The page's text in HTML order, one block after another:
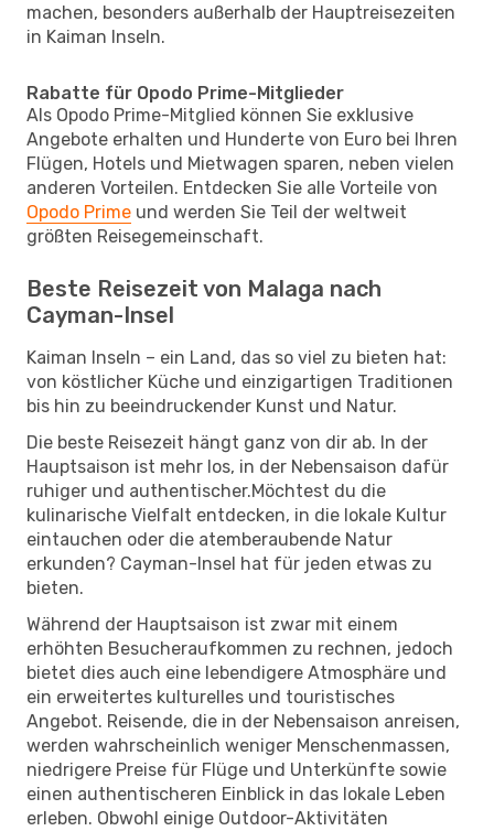
machen, besonders außerhalb der Hauptreisezeiten
in Kaiman Inseln.
Rabatte für Opodo Prime-Mitglieder
Als Opodo Prime-Mitglied können Sie exklusive
Angebote erhalten und Hunderte von Euro bei Ihren
Flügen, Hotels und Mietwagen sparen, neben vielen
anderen Vorteilen. Entdecken Sie alle Vorteile von
Opodo Prime und werden Sie Teil der weltweit
größten Reisegemeinschaft.
Beste Reisezeit von Malaga nach
Cayman-Insel
Kaiman Inseln – ein Land, das so viel zu bieten hat:
von köstlicher Küche und einzigartigen Traditionen
bis hin zu beeindruckender Kunst und Natur.
Die beste Reisezeit hängt ganz von dir ab. In der
Hauptsaison ist mehr los, in der Nebensaison dafür
ruhiger und authentischer.Möchtest du die
kulinarische Vielfalt entdecken, in die lokale Kultur
eintauchen oder die atemberaubende Natur
erkunden? Cayman-Insel hat für jeden etwas zu
bieten.
Während der Hauptsaison ist zwar mit einem
erhöhten Besucheraufkommen zu rechnen, jedoch
bietet dies auch eine lebendigere Atmosphäre und
ein erweitertes kulturelles und touristisches
Angebot. Reisende, die in der Nebensaison anreisen,
werden wahrscheinlich weniger Menschenmassen,
niedrigere Preise für Flüge und Unterkünfte sowie
einen authentischeren Einblick in das lokale Leben
erleben. Obwohl einige Outdoor-Aktivitäten